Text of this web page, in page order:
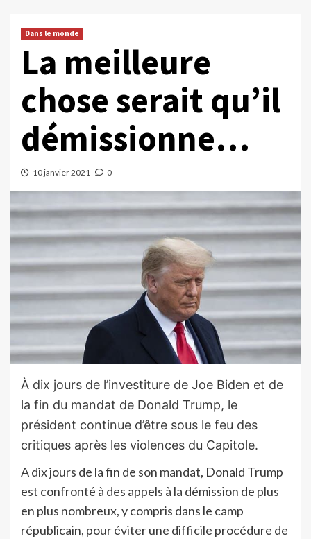
Dans le monde
La meilleure
chose serait qu’il
démissionne…
10 janvier 2021 0
À dix jours de l’investiture de Joe Biden et de
la fin du mandat de Donald Trump, le
président continue d’être sous le feu des
critiques après les violences du Capitole.
A dix jours de la fin de son mandat, Donald Trump
est confronté à des appels à la démission de plus
en plus nombreux, y compris dans le camp
républicain, pour éviter une difficile procédure de